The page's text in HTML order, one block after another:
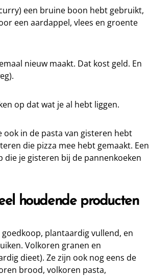
een bruine boon hebt gebruikt,
een aardappel, vlees en groente
nieuw maakt. Dat kost geld. En
op dat wat je al hebt liggen.
ook in de pasta van gisteren hebt
die pizza mee hebt gemaakt. Een
je gisteren bij de pannenkoeken
houdende producten
plantaardig vullend, en
Volkoren granen en
dieet). Ze zijn ook nog eens de
brood, volkoren pasta,